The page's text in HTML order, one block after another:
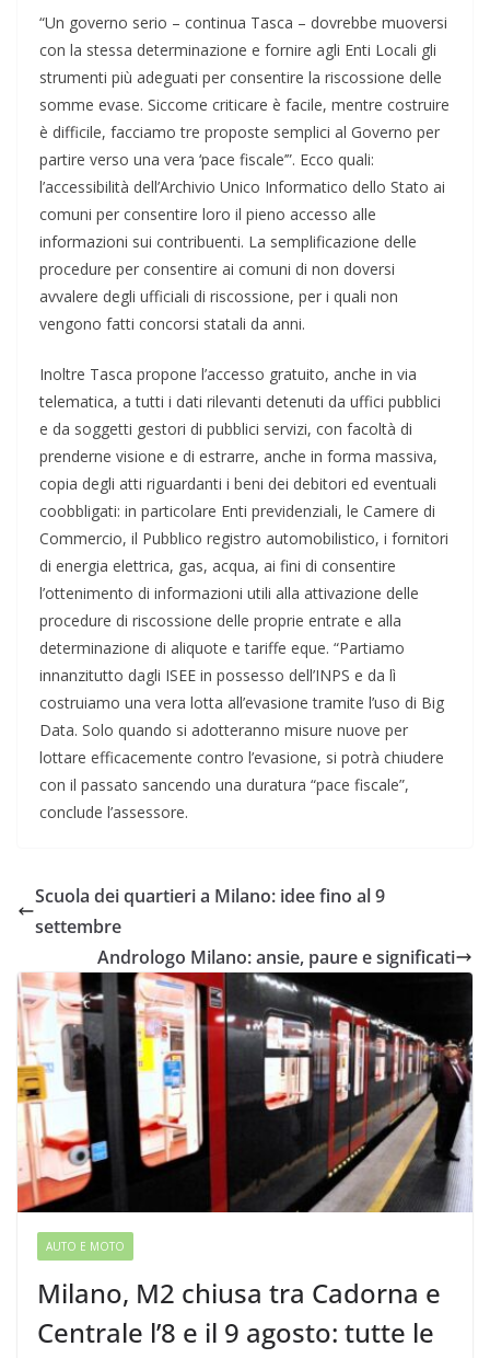
“Un governo serio – continua Tasca – dovrebbe muoversi
con la stessa determinazione e fornire agli Enti Locali gli
strumenti più adeguati per consentire la riscossione delle
somme evase. Siccome criticare è facile, mentre costruire
è difficile, facciamo tre proposte semplici al Governo per
partire verso una vera ‘pace fiscale’”. Ecco quali:
l’accessibilità dell’Archivio Unico Informatico dello Stato ai
comuni per consentire loro il pieno accesso alle
informazioni sui contribuenti. La semplificazione delle
procedure per consentire ai comuni di non doversi
avvalere degli ufficiali di riscossione, per i quali non
vengono fatti concorsi statali da anni.
Inoltre Tasca propone l’accesso gratuito, anche in via
telematica, a tutti i dati rilevanti detenuti da uffici pubblici
e da soggetti gestori di pubblici servizi, con facoltà di
prenderne visione e di estrarre, anche in forma massiva,
copia degli atti riguardanti i beni dei debitori ed eventuali
coobbligati: in particolare Enti previdenziali, le Camere di
Commercio, il Pubblico registro automobilistico, i fornitori
di energia elettrica, gas, acqua, ai fini di consentire
l’ottenimento di informazioni utili alla attivazione delle
procedure di riscossione delle proprie entrate e alla
determinazione di aliquote e tariffe eque. “Partiamo
innanzitutto dagli ISEE in possesso dell’INPS e da lì
costruiamo una vera lotta all’evasione tramite l’uso di Big
Data. Solo quando si adotteranno misure nuove per
lottare efficacemente contro l’evasione, si potrà chiudere
con il passato sancendo una duratura “pace fiscale”,
conclude l’assessore.
Scuola dei quartieri a Milano: idee fino al 9
settembre
Andrologo Milano: ansie, paure e significati
AUTO E MOTO
Milano, M2 chiusa tra Cadorna e
Centrale l’8 e il 9 agosto: tutte le